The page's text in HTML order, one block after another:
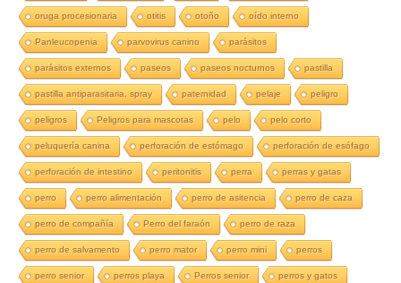
oruga procesionaria otitis otoño oído interno
Panleucopenia parvovirus canino parásitos
parásitos externos paseos paseos nocturnos pastilla
pastilla antiparasitaria. spray paternidad pelaje peligro
peligros Peligros para mascotas pelo pelo corto
peluquería canina perforación de estómago perforación de esófago
perforación de intestino peritonitis perra perras y gatas
perro perro alimentación perro de asitencia perro de caza
perro de compañía Perro del faraón perro de raza
perro de salvamento perro mator perro mini perros
perro senior perros playa Perros senior perros y gatos